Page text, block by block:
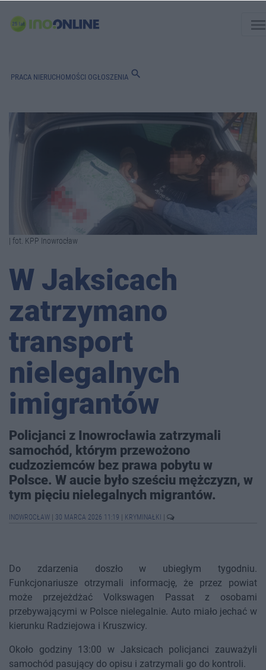
PRACA NIERUCHOMOŚCI OGŁOSZENIA search
| fot. KPP Inowrocław
W Jaksicach
zatrzymano
transport
nielegalnych
imigrantów
Policjanci z Inowrocławia zatrzymali
samochód, którym przewożono
cudzoziemców bez prawa pobytu w
Polsce. W aucie było sześciu mężczyzn, w
tym pięciu nielegalnych migrantów.
INOWROCŁAW 30 MARCA 2026 11:19 KRYMINAŁKI
Do zdarzenia doszło w ubiegłym tygodniu.
Funkcjonariusze otrzymali informację, że przez powiat
może przejeżdżać Volkswagen Passat z osobami
przebywającymi w Polsce nielegalnie. Auto miało jechać w
kierunku Radziejowa i Kruszwicy.
Około godziny 13:00 w Jaksicach policjanci zauważyli
samochód pasujący do opisu i zatrzymali go do kontroli.